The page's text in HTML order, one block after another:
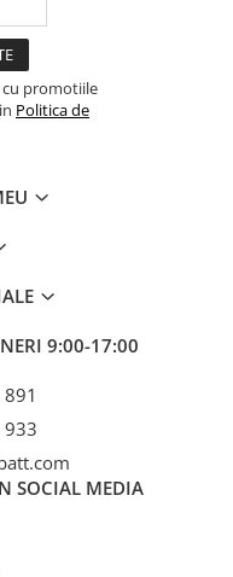
cu promotiile
Politica de
9:00-17:00
SOCIAL MEDIA